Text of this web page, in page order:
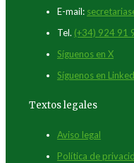
E-mail:
Tel. (+34) 924 91
Síguenos en X
Síguenos en
Textos legales
Aviso legal
Política de